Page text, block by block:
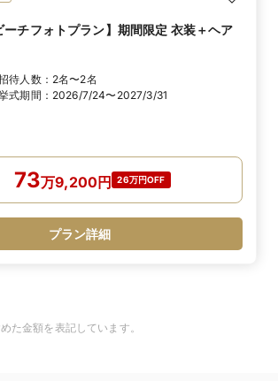
ーチフォトプラン】期間限定 衣装＋ヘア
待人数： 2名〜2名
式期間： 2026/7/24〜2027/3/31
73万9,200円 26万円OFF
プラン詳細
た金額を表記しています。